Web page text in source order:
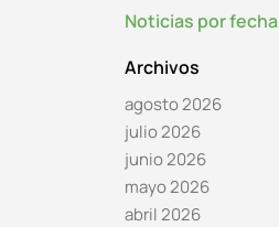
Noticias por fecha
Archivos
agosto 2026
julio 2026
junio 2026
mayo 2026
abril 2026